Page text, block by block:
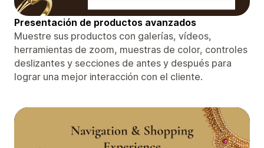
Presentación de productos avanzados
Muestre sus productos con galerías, vídeos,
herramientas de zoom, muestras de color, controles
deslizantes y secciones de antes y después para
lograr una mejor interacción con el cliente.